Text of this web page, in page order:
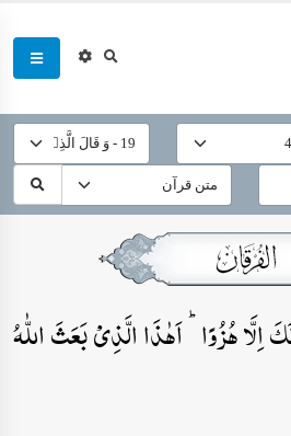
اِلَّا ہُزُوًا ؕ اَہٰذَا الَّذِیۡ بَعَثَ اللّٰہُ